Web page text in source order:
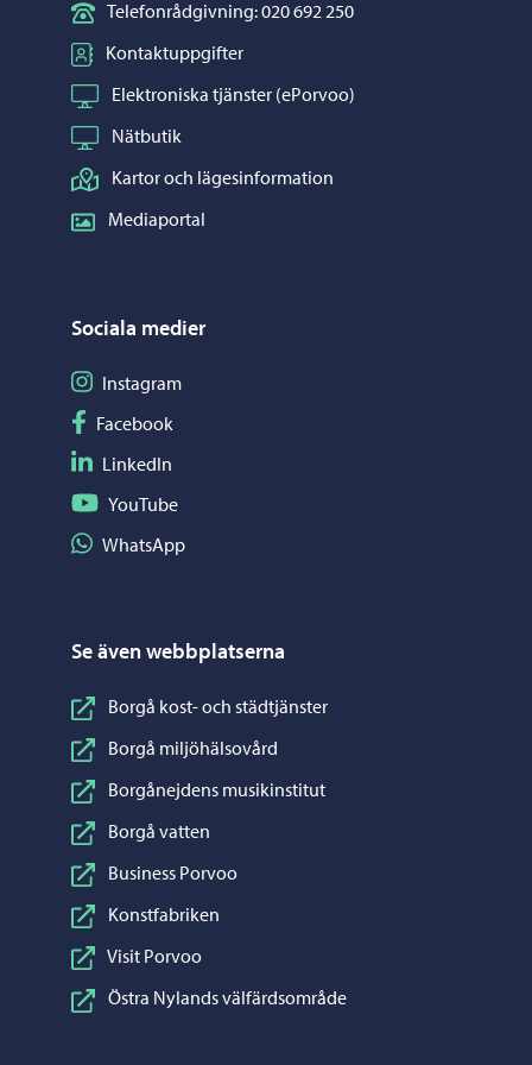
Telefonrådgivning: 020 692 250
Kontaktuppgifter
Elektroniska tjänster (ePorvoo)
Nätbutik
Kartor och lägesinformation
Mediaportal
Sociala medier
Följ på Instagram
Instagram
Följ på Facebook
Facebook
Följ på LinkedIn
LinkedIn
Följ på YouTube
YouTube
Dela på WhatsApp
WhatsApp
Se även webbplatserna
Borgå kost- och städtjänster
Borgå miljöhälsovård
Borgånejdens musikinstitut
Borgå vatten
Business Porvoo
Konstfabriken
Visit Porvoo
Östra Nylands välfärdsområde